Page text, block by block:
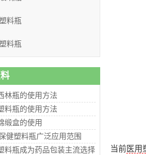
当前医用
料瓶
料瓶
林瓶的使用方法
料瓶的使用方法
缎盒的使用
健塑料瓶广泛应用范围
料瓶成为药品包装主流选择